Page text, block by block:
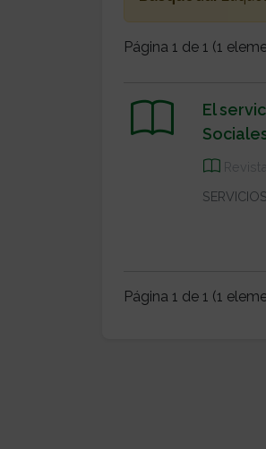
Página 1 de 1 (1
El
Revista
Página 1 de 1 (1